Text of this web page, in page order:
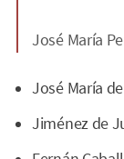
José María
José María
Jiménez de